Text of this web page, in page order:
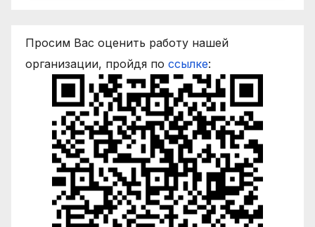
Просим Вас оценить работу нашей
организации, пройдя по ссылке: